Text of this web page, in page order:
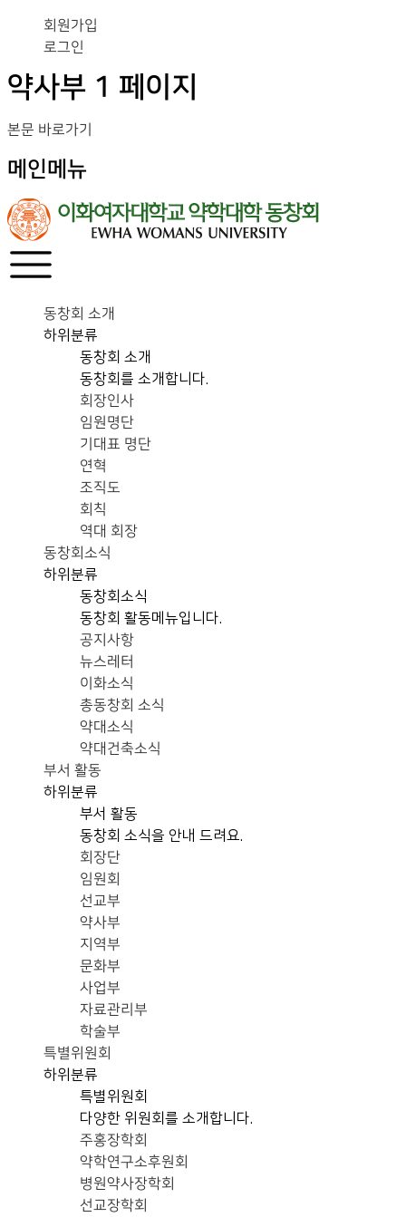
회원가입
로그인
약사부 1 페이지
본문 바로가기
메인메뉴
동창회 소개
하위분류
동창회 소개
동창회를 소개합니다.
회장인사
임원명단
기대표 명단
연혁
조직도
회칙
역대 회장
동창회소식
하위분류
동창회소식
동창회 활동메뉴입니다.
공지사항
뉴스레터
이화소식
총동창회 소식
약대소식
약대건축소식
부서 활동
하위분류
부서 활동
동창회 소식을 안내 드려요.
회장단
임원회
선교부
약사부
지역부
문화부
사업부
자료관리부
학술부
특별위원회
하위분류
특별위원회
다양한 위원회를 소개합니다.
주홍장학회
약학연구소후원회
병원약사장학회
선교장학회